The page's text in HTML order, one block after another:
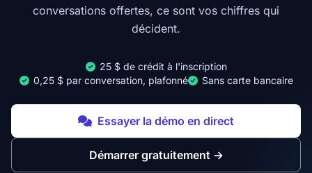
conversations offertes, ce sont vos chiffres qui
décident.
25 $ de crédit à l'inscription
0,25 $ par conversation, plafonné
Sans carte bancaire
Essayer la démo en direct
Démarrer gratuitement →